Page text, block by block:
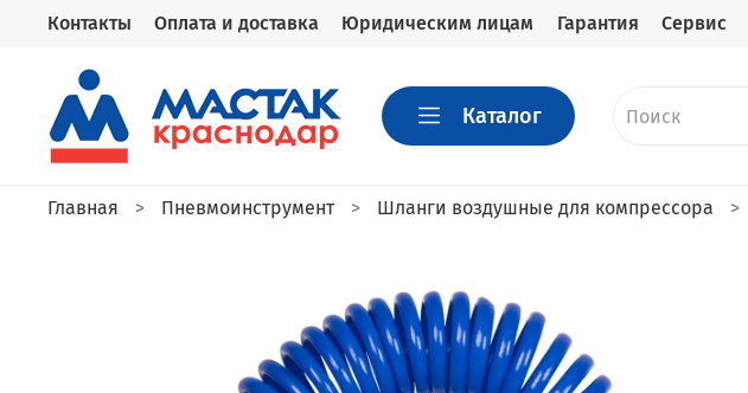
Контакты Оплата и доставка Юридическим лицам Гарантия Сервис
Каталог
Главная Пневмоинструмент Шланги воздушные для компрессора